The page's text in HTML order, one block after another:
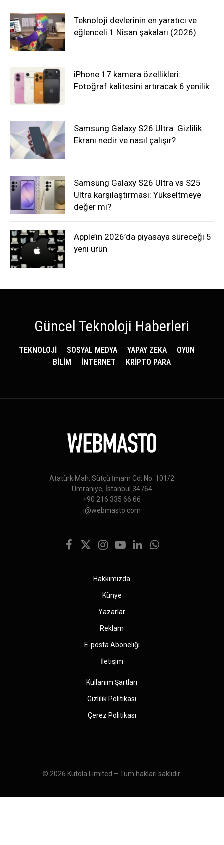
Teknoloji devlerinin en yaratıcı ve
eğlenceli 1 Nisan şakaları (2026)
iPhone 17 kamera özellikleri:
Fotoğraf kalitesini artıracak 6 yenilik
Samsung Galaxy S26 Ultra: Gizlilik
Ekranı nedir ve nasıl çalışır?
Samsung Galaxy S26 Ultra vs S25
Ultra karşılaştırması: Yükseltmeye
değer mi?
Apple’ın 2026’da piyasaya süreceği 5
yeni ürün
Güncel Teknoloji Haberleri
TEKNOLOJİ SOSYAL MEDYA YAPAY ZEKA
OYUN
BİLİM
İNTERNET KRİPTO PARA
Atatürk Mah. Sütçü İmam Cd. No: 101/2
Ümraniye, İstanbul 34764
+90 216 335 66 66
i@webmasto.com
Facebook
X
Instagram
YouTubeLinkedInWhatsApp
Hakkımızda
Künye
Yazarlar
Reklam
E-posta Aboneliği
İletişim
Kullanım Şartları
Gizlilik Politikası
Çerez Politikası
© 2026 Kutola Limited – Tüm hakları saklıdır.